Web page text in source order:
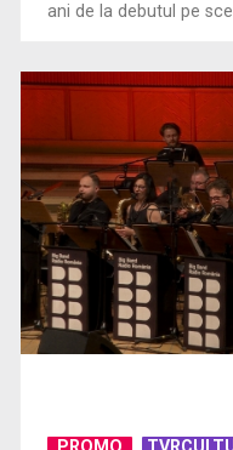
Târgul de Sânpetru
ani de la debutul pe
PROMO